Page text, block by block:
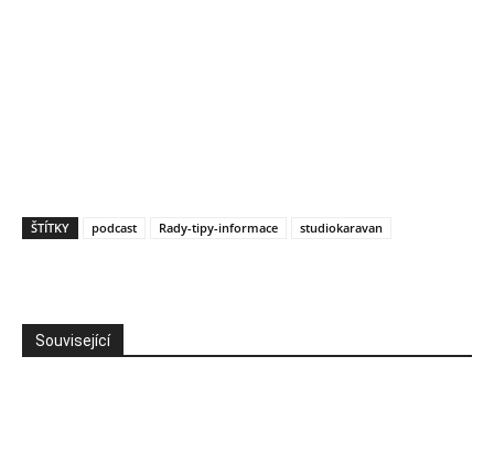
ŠTÍTKY podcast Rady-tipy-informace studiokaravan
Související